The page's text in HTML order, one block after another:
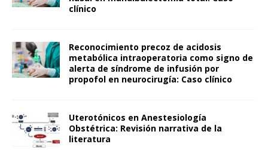
clínico
Reconocimiento precoz de acidosis
metabólica intraoperatoria como signo de
alerta de síndrome de infusión por
propofol en neurocirugía: Caso clínico
Uterotónicos en Anestesiología
Obstétrica: Revisión narrativa de la
literatura